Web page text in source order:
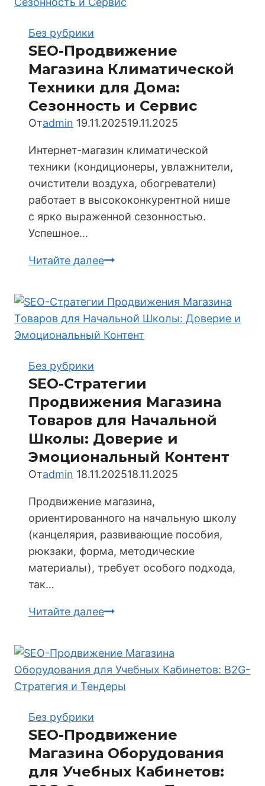
Бани
Экспертиза
и
Эмоции
Без рубрики
SEO-Продвижение
Магазина Климатической
Техники для Дома:
Сезонность и Сервис
Отadmin 19.11.202519.11.2025
Интернет-магазин климатической
техники (кондиционеры, увлажнители,
очистители воздуха, обогреватели)
работает в высококонкурентной нише
с ярко выраженной сезонностью.
Успешное…
Читайте далееSEO-
Климатической
Техники
для
и
Сервис
Без рубрики
SEO-Стратегии
Продвижения Магазина
Товаров для Начальной
Школы: Доверие и
Эмоциональный Контент
Отadmin 18.11.202518.11.2025
Продвижение магазина,
ориентированного на начальную школу
(канцелярия, развивающие пособия,
рюкзаки, форма, методические
материалы), требует особого подхода,
так…
Читайте далееSEO-
Магазина
Товаров
для
Доверие
и
Эмоциональный
Без рубрики
SEO-Продвижение
Магазина Оборудования
для Учебных Кабинетов: